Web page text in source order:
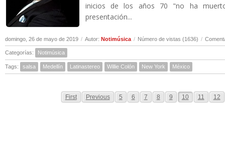
inicios de los años 70 "no ha
presentación...
domingo, 26 de mayo de 2019 / Autor: Notimúsica / Número de vistas (1636) /
Categorías: Notimúsica
Tags: salsa Medellín Latinastereo Willie Colón New York México
First Previous 5 6 7 8 9 10 11 12